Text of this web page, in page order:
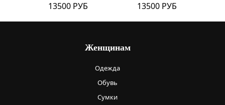
13500 РУБ 13500 РУБ
Женщинам
Одежда
Обувь
Сумки